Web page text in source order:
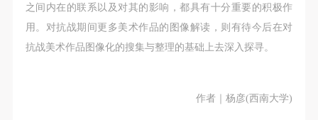
之间内在的联系以及对其的影响，都具有十分重要的积极作
用。对抗战期间更多美术作品的图像解读，则有待今后在对
抗战美术作品图像化的搜集与整理的基础上去深入探寻。
作者｜杨彦(西南大学)